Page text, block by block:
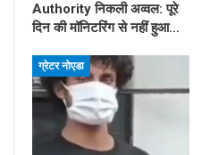
Authority निकली अव्वल: पूरे
दिन की मॉनिटरिंग से नहीं हुआ…
ग्रेटर नोएडा